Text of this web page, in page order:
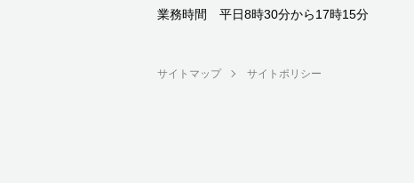
業務時間 平日8時30分から17時15分
サイトマップ サイトポリシー